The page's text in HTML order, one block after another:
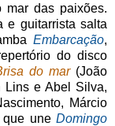
mar das paixões.
e guitarrista salta
Embarcação,
do disco
do mar(João
Lins e Abel Silva,
Márcio
une Domingo